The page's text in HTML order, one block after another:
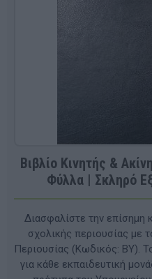
Βιβλίο Κινητής &
Φύλλα | Σκληρό
Διασφαλίστε την επίσημη
σχολικής περιουσίας με
Περιουσίας (Κωδικός: BY).
για κάθε εκπαιδευτική